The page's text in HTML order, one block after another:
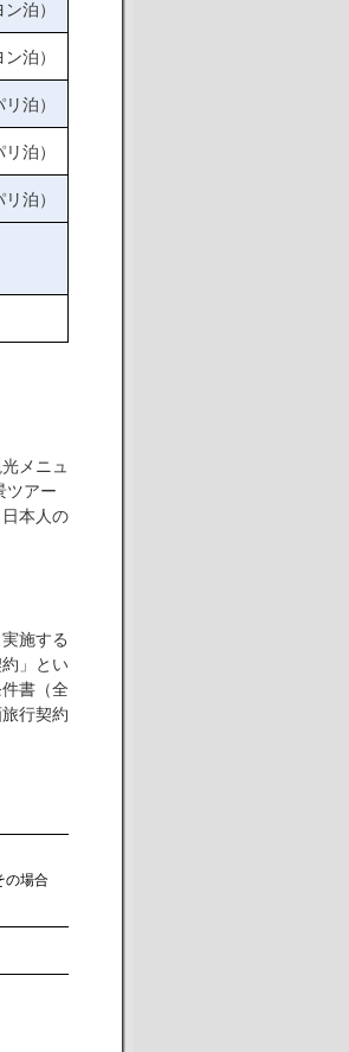
ン泊）
ン泊）
リ泊）
リ泊）
リ泊）
メニュ
ツアー
本人の
施する
」とい
書（全
行契約
の場合